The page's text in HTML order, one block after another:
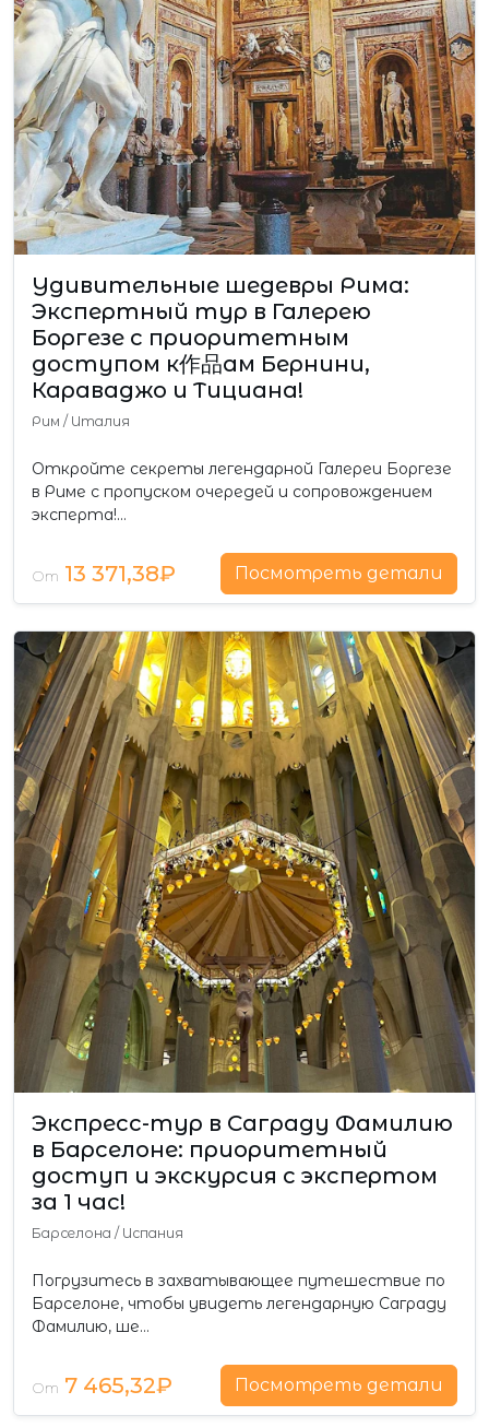
Удивительные шедевры Рима:
Экспертный тур в Галерею
Боргезе с приоритетным
доступом к作品ам Бернини,
Караваджо и Тициана!
Рим / Италия
Откройте секреты легендарной Галереи Боргезе
в Риме с пропуском очередей и сопровождением
эксперта!…
От 13 371,38₽ Посмотреть детали
Экспресс-тур в Саграду Фамилию
в Барселоне: приоритетный
доступ и экскурсия с экспертом
за 1 час!
Барселона / Испания
Погрузитесь в захватывающее путешествие по
Барселоне, чтобы увидеть легендарную Саграду
Фамилию, ше…
От 7 465,32₽ Посмотреть детали